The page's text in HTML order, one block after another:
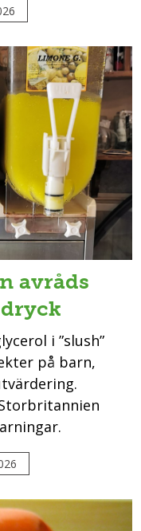
avråds
i ”slush”
på barn,